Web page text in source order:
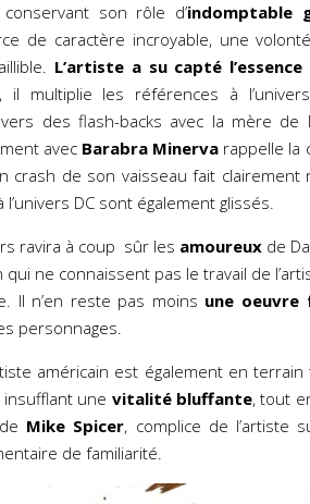
son rôle d’indomptable
de caractère incroyable, une
L’artiste a su capté
il multiplie les références à
des flash-backs avec la mère de
avec Barabra Minerva rappelle la
crash de son vaisseau fait
DC sont également glissés.
ravira à coup sûr les amoureux de
ne connaissent pas le travail de
Il n’en reste pas moins une oeuvre
personnages.
américain est également en
une vitalité bluffante, tout
Mike Spicer, complice de l’artiste
de familiarité.